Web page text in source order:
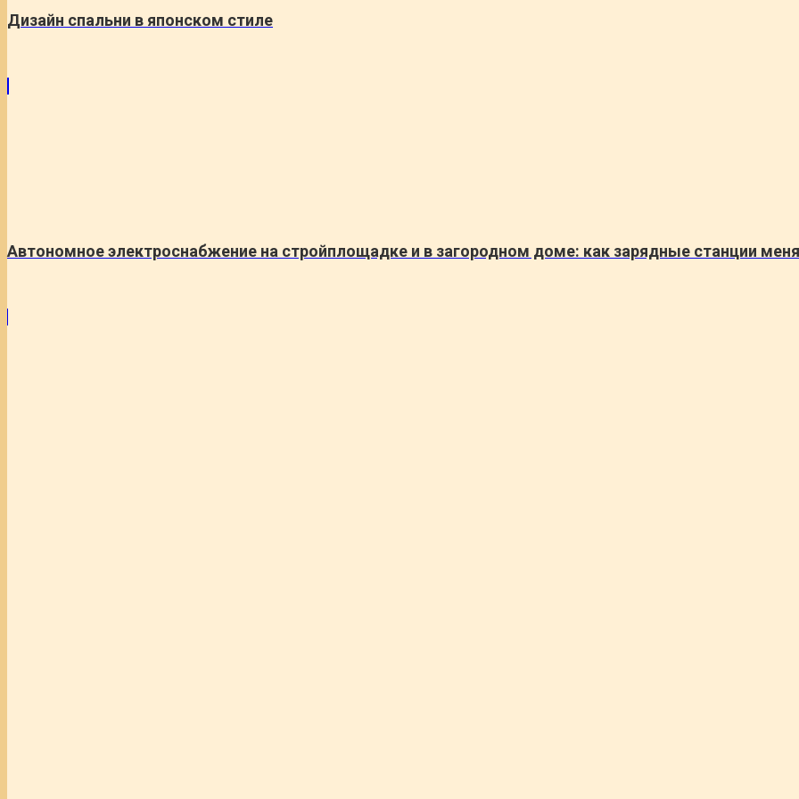
Дизайн спальни в японском стиле
Автономное электроснабжение на стройплощадке и в загородном доме: как зарядные станции